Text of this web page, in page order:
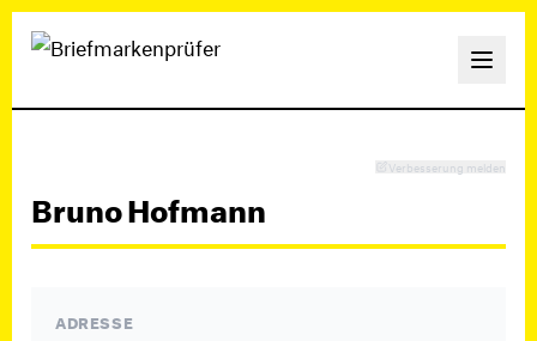
Verbesserung melden
Bruno Hofmann
ADRESSE